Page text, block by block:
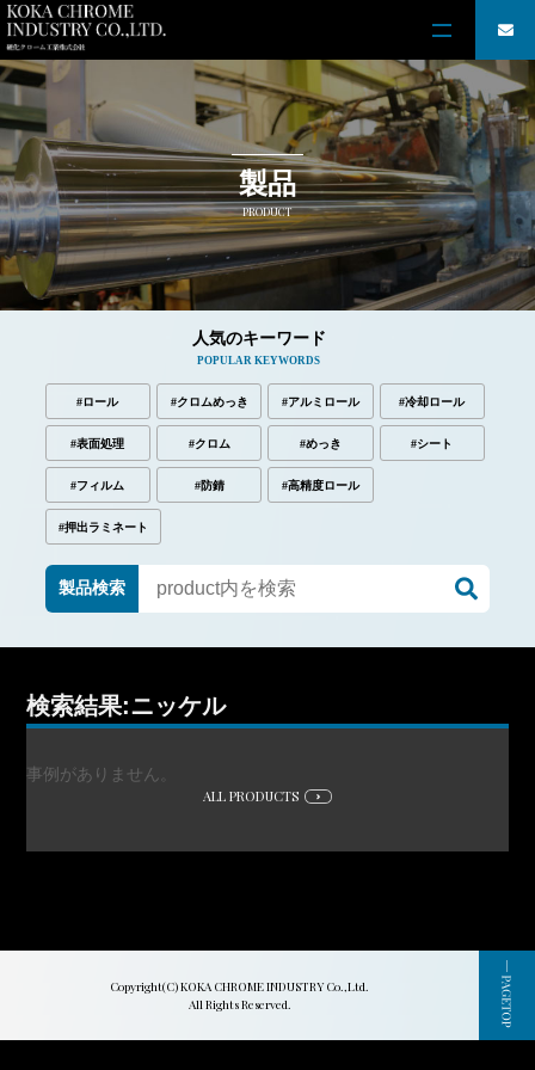
製品
PRODUCT
人気のキーワード
POPULAR KEYWORDS
#ロール #クロムめっき #アルミロール #冷却ロール
#表面処理 #クロム #めっき #シート
#フィルム #防錆 #高精度ロール
#押出ラミネート
製品検索
検索結果:ニッケル
事例がありません。
ALL PRODUCTS
Copyright(C) KOKA CHROME INDUSTRY Co.,Ltd.
All Rights Reserved.